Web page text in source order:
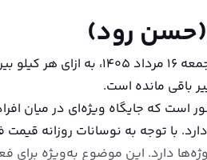
رود)
باقی مانده است.
که جایگاه ویژه‌ای در میان
با توجه به نوسانات روزانه قیمت
دارد. این موضوع به‌ویژه